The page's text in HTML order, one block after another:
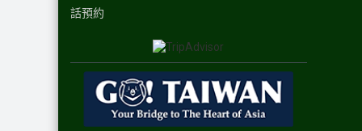
話預約